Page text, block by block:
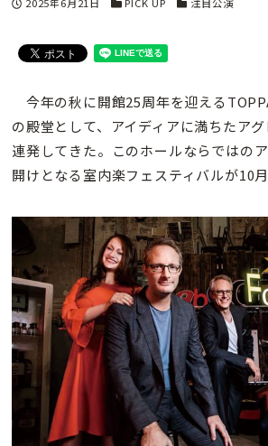
2025年6月21日 PICK UP 注目公演
今年の秋に開館25周年を迎える
の殿堂として、アイディアに満ちたア
連発してきた。このホールならではの
開けとなる室内楽フェスティバルが10